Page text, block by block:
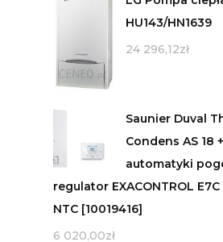
HU143/HN1639
24 296,12zł
Saunier Duval
Condens AS 18
automatyki
regulator EXACONTROL
NTC [10019416]
6 020,00zł